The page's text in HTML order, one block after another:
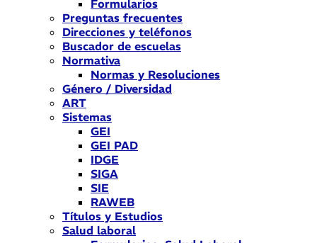
Formularios
Preguntas frecuentes
Direcciones y teléfonos
Buscador de escuelas
Normativa
Normas y Resoluciones
Género / Diversidad
ART
Sistemas
GEI
GEI PAD
IDGE
SIGA
SIE
RAWEB
Títulos y Estudios
Salud laboral